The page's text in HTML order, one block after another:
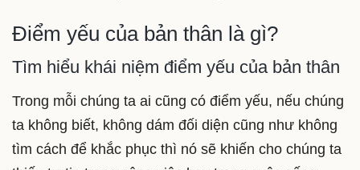
Điểm yếu của bản thân là gì?
Tìm hiểu khái niệm điểm yếu của bản thân
Trong mỗi chúng ta ai cũng có điểm yếu, nếu chúng
ta không biết, không dám đối diện cũng như không
tìm cách để khắc phục thì nó sẽ khiến cho chúng ta